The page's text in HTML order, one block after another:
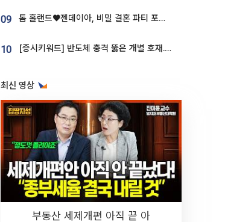
09 톰 홀랜드♥젠데이아, 비밀 결혼 파티 포착⋯호텔 대관비만 9억
10 [증시키워드] 반도체 충격 뚫은 개별 호재...포스코퓨처엠·에코프로·한화솔루션 '눈길'
최신 영상
부동산 세제개편 아직 끝 아